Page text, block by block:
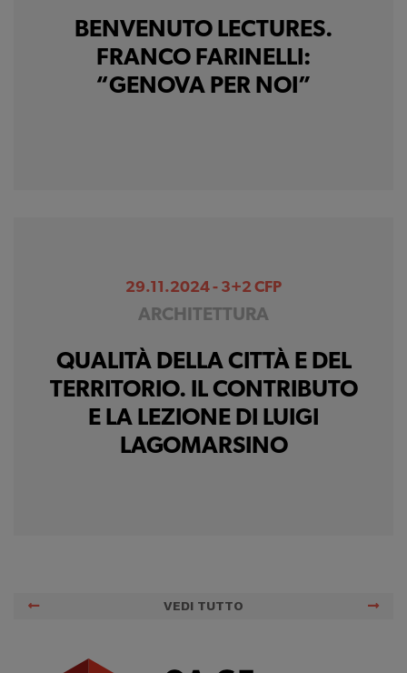
statistici su di te per
migliorare il servizio
BENVENUTO LECTURES.
FRANCO FARINELLI:
“GENOVA PER NOI”
29.11.2024 - 3+2 CFP
ARCHITETTURA
QUALITÀ DELLA CITTÀ E DEL
TERRITORIO. IL CONTRIBUTO
E LA LEZIONE DI LUIGI
LAGOMARSINO
VEDI TUTTO